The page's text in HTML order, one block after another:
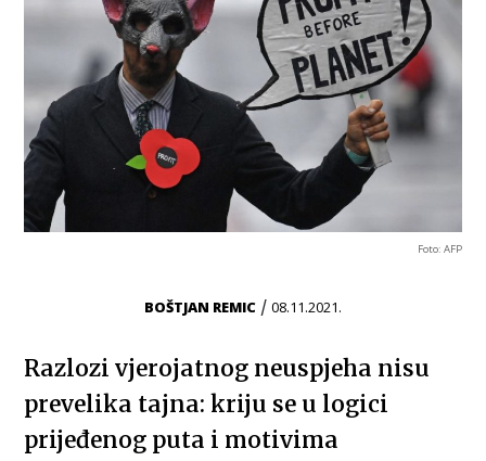
Foto: AFP
BOŠTJAN REMIC / 08.11.2021.
Razlozi vjerojatnog neuspjeha nisu
prevelika tajna: kriju se u logici
prijeđenog puta i motivima